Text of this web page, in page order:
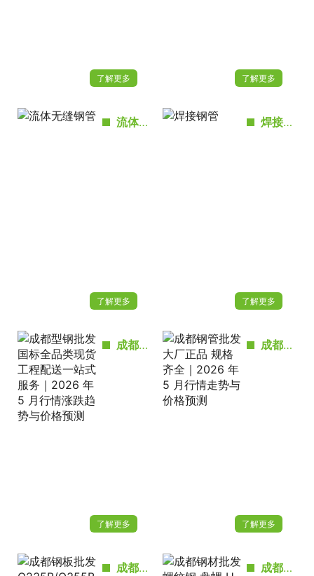
了解更多 了解更多
流体无缝钢管
了解更多
焊接钢管
了解更多
成都型钢批发国标全品类现货 工程配送一站式服务｜2026 年 5 月行情涨跌趋势与价格预测
了解更多
成都钢管批发 大厂正品 规格齐全｜2026 年 5 月行情走势与价格预测
了解更多
成都钢板批发 Q235B/Q355B 现货 量大价优当日发货｜2026 年 5 月行情走势与价格预测 成都钢材批发 螺纹钢 盘螺 H型钢 西南工程直供价格低｜2026 年 5 月行情走势与预测